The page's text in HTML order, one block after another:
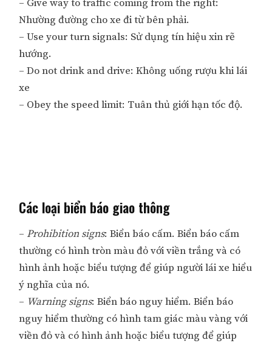
– Give way to traffic coming from the right:
Nhường đường cho xe đi từ bên phải.
– Use your turn signals: Sử dụng tín hiệu xin rẽ
hướng.
– Do not drink and drive: Không uống rượu khi lái
xe
– Obey the speed limit: Tuân thủ giới hạn tốc độ.
Các loại biển báo giao thông
– Prohibition signs: Biển báo cấm. Biển báo cấm
thường có hình tròn màu đỏ với viền trắng và có
hình ảnh hoặc biểu tượng để giúp người lái xe hiểu
ý nghĩa của nó.
– Warning signs: Biển báo nguy hiểm. Biển báo
nguy hiểm thường có hình tam giác màu vàng với
viền đỏ và có hình ảnh hoặc biểu tượng để giúp